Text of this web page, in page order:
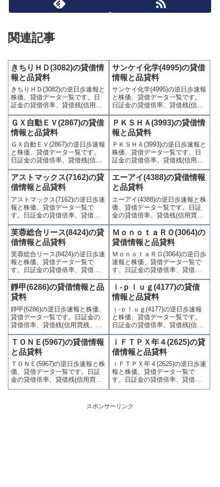
関連記事
きちりＨＤ(3082)の貸借情
報と品貸料
きちりＨＤ(3082)の逆日歩速報と
株価、貸借データ一覧です。日
証金の貸借倍率、貸借残(信用買
残、信用売残)、品貸料(逆日
歩)、東証の週末残高、規制(注意
喚起・申込停止)など、空売り関
連情報を集計し、図解でわかり
やすくまとめて掲載していま
す。
サンケイ化学(4995)の貸借
情報と品貸料
サンケイ化学(4995)の逆日歩速報
と株価、貸借データ一覧です。
日証金の貸借倍率、貸借残(信用
買残、信用売残)、品貸料(逆日
歩)、東証の週末残高、規制(注意
喚起・申込停止)など、空売り関
連情報を集計し、図解でわかり
やすくまとめて掲載していま
す。
ＧＸ自動ＥＶ(2867)の貸借
情報と品貸料
ＧＸ自動ＥＶ(2867)の逆日歩速報
と株価、貸借データ一覧です。
日証金の貸借倍率、貸借残(信用
買残、信用売残)、品貸料(逆日
歩)、東証の週末残高、規制(注意
喚起・申込停止)など、空売り関
連情報を集計し、図解でわかり
やすくまとめて掲載していま
す。
ＰＫＳＨＡ(3993)の貸借情
報と品貸料
ＰＫＳＨＡ(3993)の逆日歩速報と
株価、貸借データ一覧です。日
証金の貸借倍率、貸借残(信用買
残、信用売残)、品貸料(逆日
歩)、東証の週末残高、規制(注意
喚起・申込停止)など、空売り関
連情報を集計し、図解でわかり
やすくまとめて掲載していま
す。
アストマックス(7162)の貸
借情報と品貸料
アストマックス(7162)の逆日歩速
報と株価、貸借データ一覧で
す。日証金の貸借倍率、貸借残
(信用買残、信用売残)、品貸料
(逆日歩)、東証の週末残高、規制
(注意喚起・申込停止)など、空売
り関連情報を集計し、図解でわ
かりやすくまとめて掲載してい
ます。
エーアイ(4388)の貸借情報
と品貸料
エーアイ(4388)の逆日歩速報と株
価、貸借データ一覧です。日証
金の貸借倍率、貸借残(信用買
残、信用売残)、品貸料(逆日
歩)、東証の週末残高、規制(注意
喚起・申込停止)など、空売り関
連情報を集計し、図解でわかり
やすくまとめて掲載していま
す。
芙蓉総合リース(8424)の貸
借情報と品貸料
芙蓉総合リース(8424)の逆日歩速
報と株価、貸借データ一覧で
す。日証金の貸借倍率、貸借残
(信用買残、信用売残)、品貸料
(逆日歩)、東証の週末残高、規制
(注意喚起・申込停止)など、空売
り関連情報を集計し、図解でわ
かりやすくまとめて掲載してい
ます。
ＭｏｎｏｔａＲＯ(3064)の
貸借情報と品貸料
ＭｏｎｏｔａＲＯ(3064)の逆日歩
速報と株価、貸借データ一覧で
す。日証金の貸借倍率、貸借残
(信用買残、信用売残)、品貸料
(逆日歩)、東証の週末残高、規制
(注意喚起・申込停止)など、空売
り関連情報を集計し、図解でわ
かりやすくまとめて掲載してい
ます。
靜甲(6286)の貸借情報と品
貸料
靜甲(6286)の逆日歩速報と株価、
貸借データ一覧です。日証金の
貸借倍率、貸借残(信用買残、信
用売残)、品貸料(逆日歩)、東証
の週末残高、規制(注意喚起・申
込停止)など、空売り関連情報を
集計し、図解でわかりやすくま
とめて掲載しています。
ｉ‐ｐｌｕｇ(4177)の貸借
情報と品貸料
ｉ‐ｐｌｕｇ(4177)の逆日歩速報
と株価、貸借データ一覧です。
日証金の貸借倍率、貸借残(信用
買残、信用売残)、品貸料(逆日
歩)、東証の週末残高、規制(注意
喚起・申込停止)など、空売り関
連情報を集計し、図解でわかり
やすくまとめて掲載していま
す。
ＴＯＮＥ(5967)の貸借情報
と品貸料
ＴＯＮＥ(5967)の逆日歩速報と株
価、貸借データ一覧です。日証
金の貸借倍率、貸借残(信用買
残、信用売残)、品貸料(逆日
喚起・申込停止)など、空売り関
連情報を集計し、図解でわかり
ｉＦＴＰＸ年４(2625)の貸
借情報と品貸料
ｉＦＴＰＸ年４(2625)の逆日歩速
報と株価、貸借データ一覧で
す。日証金の貸借倍率、貸借残
(信用買残、信用売残)、品貸料
(注意喚起・申込停止)など、空売
り関連情報を集計し、図解でわ
スポンサーリンク